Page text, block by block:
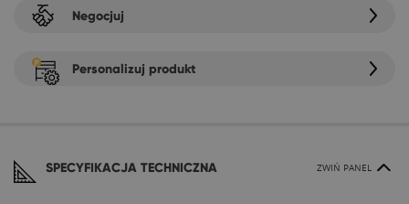
Negocjuj
Personalizuj produkt
SPECYFIKACJA TECHNICZNA ZWIŃ PANEL